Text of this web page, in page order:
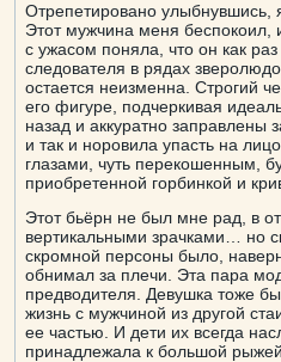
Отрепетировано улыбнувшись,
Этот мужчина меня беспокоил,
с ужасом поняла, что он как
следователя в рядах
остается неизменна. Строгий
его фигуре, подчеркивая
назад и аккуратно заправлены
и так и норовила упасть на
глазами, чуть перекошенным,
приобретенной горбинкой и
Этот бьёрн не был мне рад, в
вертикальными зрачками… но
скромной персоны было,
обнимал за плечи. Эта пара
предводителя. Девушка тоже
жизнь с мужчиной из другой
ее частью. И дети их всегда
принадлежала к большой